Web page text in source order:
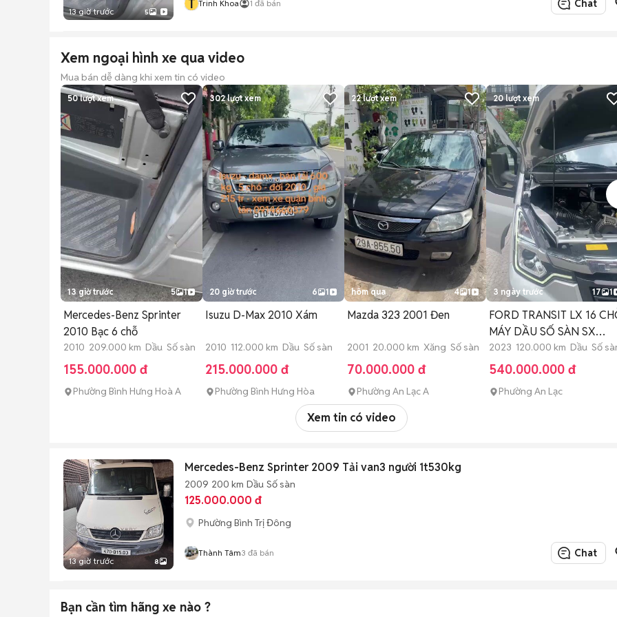
13 giờ trước 5
T Trinh Khoa 1 đã bán Chat
Xem ngoại hình xe qua video
Mua bán dễ dàng khi xem tin có video
50lượt xem
13 giờ trước 5 1
Mercedes-Benz Sprinter
2010 Bạc 6 chỗ
2010 209.000 km Dầu Số sàn
155.000.000 đ
Phường Bình Hưng Hoà A
302lượt xem
20 giờ trước 6 1
Isuzu D-Max 2010 Xám
2010 112.000 km Dầu Số sàn
215.000.000 đ
Phường Bình Hưng Hòa
22lượt xem
hôm qua 4 1
Mazda 323 2001 Đen
2001 20.000 km Xăng Số sàn
70.000.000 đ
Phường An Lạc A
20lượt xem
3 ngày trước 17 1
FORD TRANSIT LX 16
MÁY DẦU SỐ SÀN SX
CUỐI 2023
2023 120.000 km Dầu Số
540.000.000 đ
Phường An Lạc
Xem tin có video
13 giờ trước 8
Mercedes-Benz Sprinter 2009 Tải van3 người 1t530kg
2009 200 km Dầu Số sàn
125.000.000 đ
Phường Bình Trị Đông
Thành Tâm3 đã bán Chat
Bạn cần tìm hãng xe nào ?